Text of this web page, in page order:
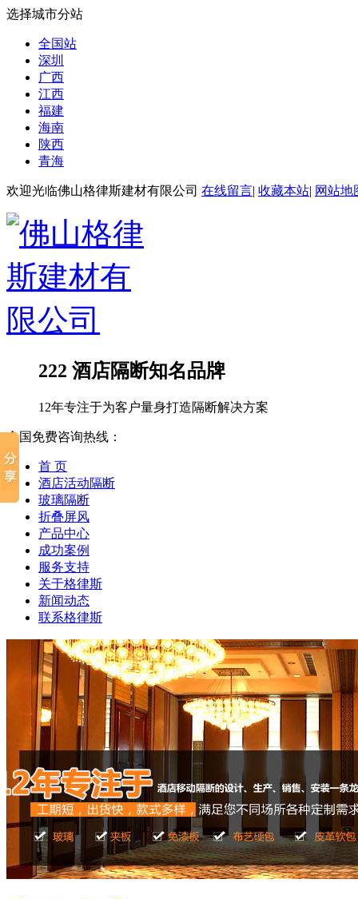
选择城市分站
全国站
深圳
广西
江西
福建
海南
陕西
青海
欢迎光临佛山格律斯建材有限公司 在线留言| 收藏本站| 网站地
222 酒店隔断知名品牌
12年专注于为客户量身打造隔断解决方案
全国免费咨询热线：
首 页
酒店活动隔断
玻璃隔断
折叠屏风
产品中心
成功案例
服务支持
关于格律斯
新闻动态
联系格律斯
广东揭阳榕江大酒店